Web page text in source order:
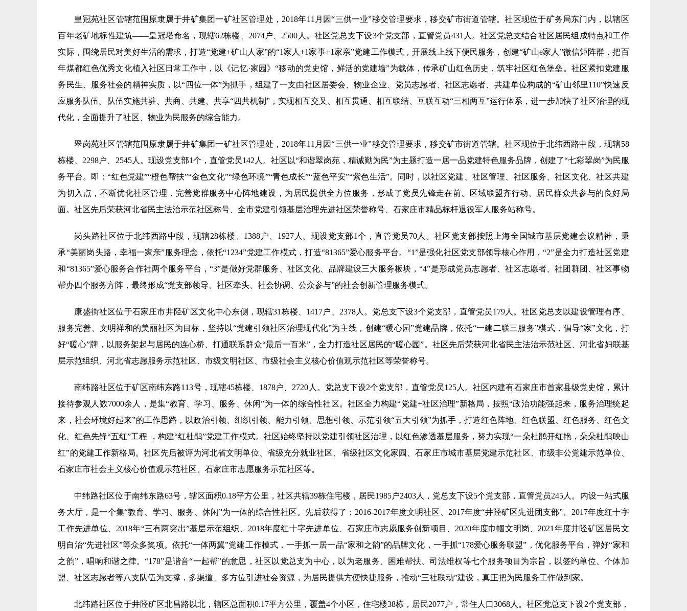
皇冠苑社区管辖范围原隶属于井矿集团一矿社区管理处，2018年11月因“三供一业”移交管理要求，移交矿市街道管辖。社区现位于矿务局东门内，以辖区
百年老矿地标性建筑——皇冠塔命名，现辖62栋楼、2074户、2500人。社区党总支下设3个党支部，直管党员431人。社区党总支结合社区居民组成特点和工作
实际，围绕居民对美好生活的需求，打造“党建+矿山人家”的“1家人+1家事+1家亲”党建工作模式，开展线上线下便民服务，创建“矿山e家人”微信矩阵群，把百
年煤都红色优秀文化植入社区日常工作中，以《记忆·家园》“移动的党史馆，鲜活的党建墙”为载体，传承矿山红色历史，筑牢社区红色堡垒。社区紧扣党建服
务民生、服务社会的精神实质，以“四位一体”为抓手，组建了一支由社区居委会、物业企业、党员志愿者、社区志愿者、共建单位构成的“矿山邻里110”快速反
应服务队伍。队伍实施共驻、共商、共建、共享“四共机制”，实现相互交叉、相互贯通、相互联结、互联互动“三相两互”运行体系，进一步加快了社区治理的现
代化，全面提升了社区、物业为民服务的综合能力。
翠岗苑社区管辖范围原隶属于井矿集团一矿社区管理处，2018年11月因“三供一业”移交管理要求，移交矿市街道管辖。社区现位于北纬西路中段，现辖58
栋楼、2298户、2545人。现设党支部1个，直管党员142人。社区以“和谐翠岗苑，精诚勤为民”为主题打造一居一品党建特色服务品牌，创建了“七彩翠岗”为民服
务平台。即：“红色党建”“橙色帮扶”“金色文化”“绿色环境”“青色成长”“蓝色平安”“紫色生活”。同时，以社区党建、社区管理、社区服务、社区文化、社区共建
为切入点，不断优化社区管理，完善党群服务中心阵地建设，为居民提供全方位服务，形成了党员先锋走在前、区域联盟齐行动、居民群众共参与的良好局
面。社区先后荣获河北省民主法治示范社区称号、全市党建引领基层治理先进社区荣誉称号、石家庄市精品标杆退役军人服务站称号。
岗头路社区位于北纬西路中段，现辖28栋楼、1388户、1927人。现设党支部1个，直管党员70人。社区党支部按照上海全国城市基层党建会议精神，秉
承“美丽岗头路，幸福一家亲”服务理念，依托“1234”党建工作模式，打造“81365”爱心服务平台。“1”是强化社区党支部领导核心作用，“2”是全力打造社区党建
和“81365”爱心服务合作社两个服务平台，“3”是做好党群服务、社区文化、品牌建设三大服务板块，“4”是形成党员志愿者、社区志愿者、社团群团、社区事物
帮办四个服务方阵，最终形成“党支部领导、社区牵头、社会协调、公众参与”的社会创新管理服务模式。
康盛街社区位于石家庄市井陉矿区文化中心东侧，现辖31栋楼、1417户、2378人。党总支下设3个党支部，直管党员179人。社区党总支以建设管理有序、
服务完善、文明祥和的美丽社区为目标，坚持以“党建引领社区治理现代化”为主线，创建“暖心园”党建品牌，依托“一建二联三服务”模式，倡导“家”文化，打
好“暖心”牌，以服务架起与居民的连心桥、打通联系群众“最后一百米”，全力打造社区居民的“暖心园”。社区先后荣获河北省民主法治示范社区、河北省妇联基
层示范组织、河北省志愿服务示范社区、市级文明社区、市级社会主义核心价值观示范社区等荣誉称号。
南纬路社区位于矿区南纬东路113号，现辖45栋楼、1878户、2720人。党总支下设2个党支部，直管党员125人。社区内建有石家庄市首家县级党史馆，累计
接待参观人数7000余人，是集“教育、学习、服务、休闲”为一体的综合性社区。社区全力构建“党建+社区治理”新格局，按照“政治功能强起来，服务治理统起
来，社会环境好起来”的工作思路，以政治引领、组织引领、能力引领、思想引领、示范引领“五大引领”为抓手，打造红色阵地、红色联盟、红色服务、红色文
化、红色先锋“五红”工程 ，构建“红杜鹃”党建工作模式。社区始终坚持以党建引领社区治理，以红色渗透基层服务，努力实现“一朵杜鹃开红艳，朵朵杜鹃映山
红”的党建工作新格局。社区先后被评为河北省文明单位、省级充分就业社区、省级社区文化家园、石家庄市城市基层党建示范社区、市级非公党建示范单位、
石家庄市社会主义核心价值观示范社区、石家庄市志愿服务示范社区等。
中纬路社区位于南纬东路63号，辖区面积0.18平方公里，社区共辖39栋住宅楼，居民1985户2403人，党总支下设5个党支部，直管党员245人。内设一站式服
务大厅，是一个集“教育、学习、服务、休闲”为一体的综合性社区。先后获得了：2016-2017年度文明社区、2017年度“井陉矿区先进团支部”、2017年度红十字
工作先进单位、2018年“三有两突出”基层示范组织、2018年度红十字先进单位、石家庄市志愿服务创新项目、2020年度巾帼文明岗、2021年度井陉矿区居民文
明自治“先进社区”等众多奖项。依托“一体两翼”党建工作模式，一手抓一居一品“家和之韵”的品牌文化，一手抓“178爱心服务联盟”，优化服务平台，弹好“家和
之韵”，唱响和谐之律。“178”是谐音“一起帮”的意思，社区以党总支为中心，以为老服务、困难帮扶、司法维权等七个服务项目为宗旨，以签约单位、个体加
盟、社区志愿者等八支队伍为支撑，多渠道、多方位引进社会资源，为居民提供方便快捷服务，推动“三社联动”建设，真正把为民服务工作做到家。
北纬路社区位于井陉矿区北昌路以北，辖区总面积0.17平方公里，覆盖4个小区，住宅楼38栋，居民2077户，常住人口3068人。社区党总支下设2个党支部，